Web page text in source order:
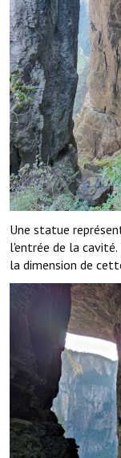
Une statue
l'entrée de la
la dimension de